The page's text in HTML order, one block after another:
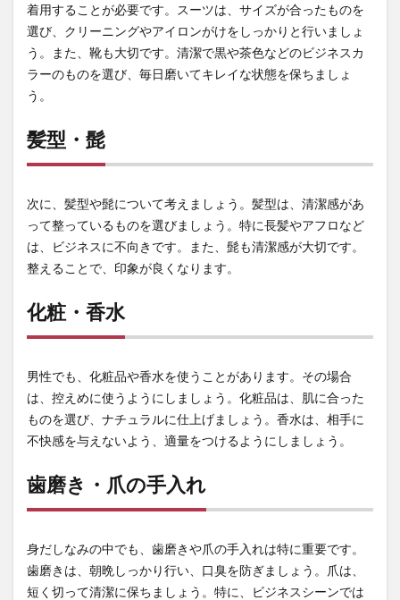
着用することが必要です。スーツは、サイズが合ったものを
選び、クリーニングやアイロンがけをしっかりと行いましょ
う。また、靴も大切です。清潔で黒や茶色などのビジネスカ
ラーのものを選び、毎日磨いてキレイな状態を保ちましょ
う。
髪型・髭
次に、髪型や髭について考えましょう。髪型は、清潔感があ
って整っているものを選びましょう。特に長髪やアフロなど
は、ビジネスに不向きです。また、髭も清潔感が大切です。
整えることで、印象が良くなります。
化粧・香水
男性でも、化粧品や香水を使うことがあります。その場合
は、控えめに使うようにしましょう。化粧品は、肌に合った
ものを選び、ナチュラルに仕上げましょう。香水は、相手に
不快感を与えないよう、適量をつけるようにしましょう。
歯磨き・爪の手入れ
身だしなみの中でも、歯磨きや爪の手入れは特に重要です。
歯磨きは、朝晩しっかり行い、口臭を防ぎましょう。爪は、
短く切って清潔に保ちましょう。特に、ビジネスシーンでは